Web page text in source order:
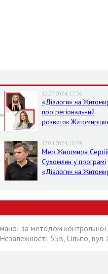
12.07.2024, 12:36
«Діалоги» на
про регіональний
розвиток
17.04.2024, 10:29
Мер Житомира Сергій
Сухомлин у програмі
«Діалоги» на
за методом
55в, Сільпо, вул.